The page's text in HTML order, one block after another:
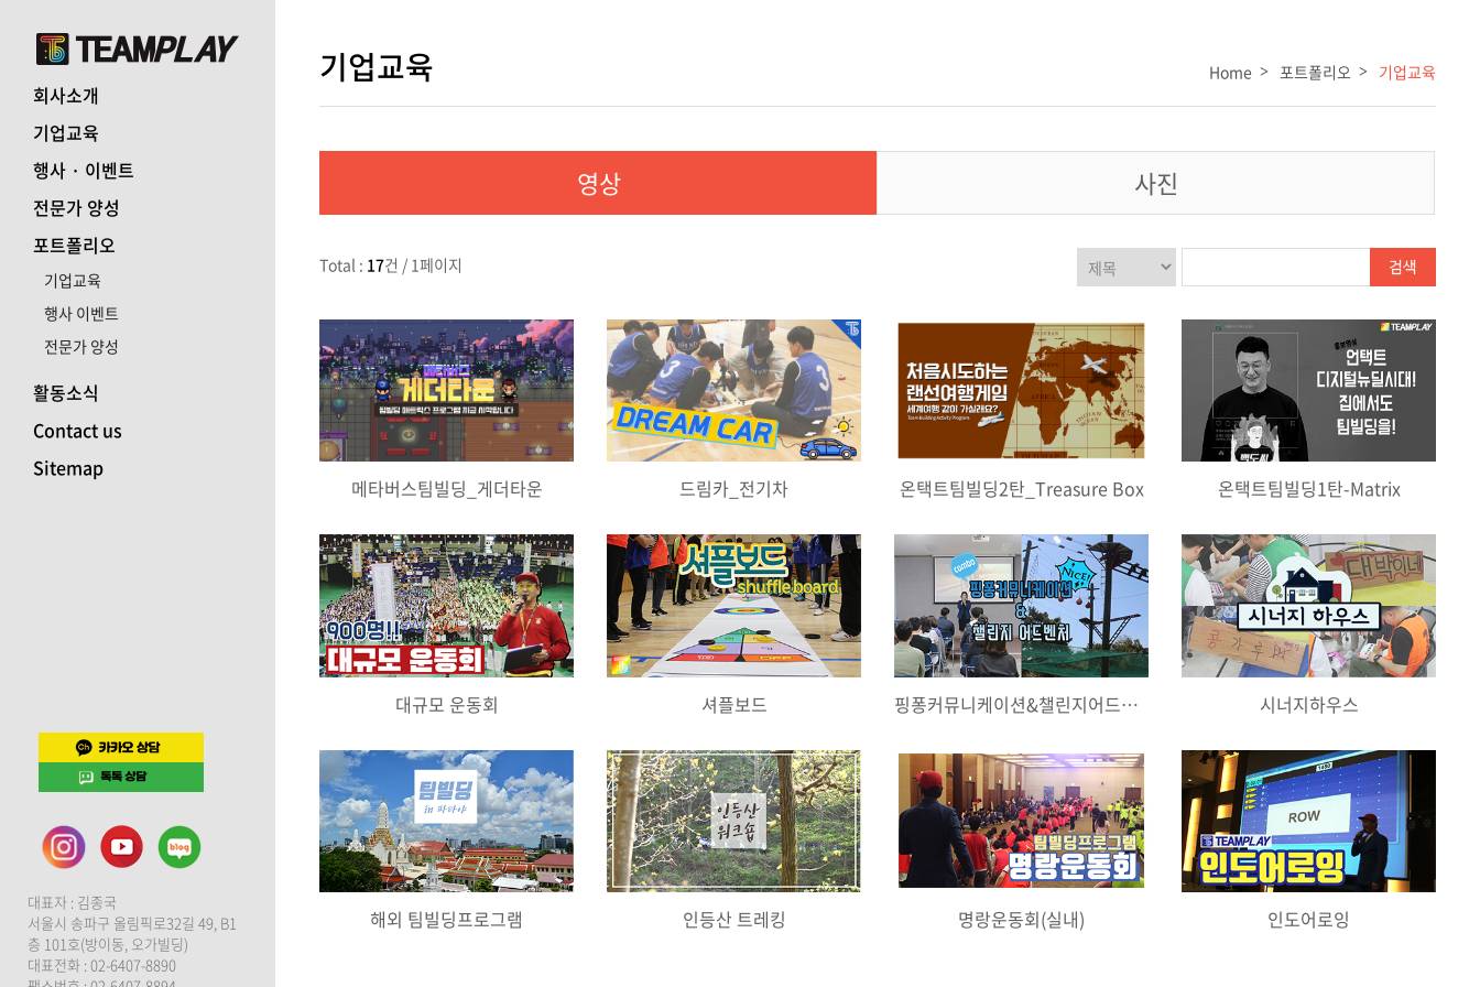
회사소개
기업교육
행사 · 이벤트
전문가 양성
포트폴리오
기업교육
행사 이벤트
전문가 양성
활동소식
Contact us
Sitemap
기업교육 Home 포트폴리오 기업교육
영상 사진
Total : 17건 / 1페이지
메타버스팀빌딩_게더타운 드림카_전기차 온택트팀빌딩2탄_Treasure Box 온택트팀빌딩1탄-Matrix
대규모 운동회 셔플보드 핑퐁커뮤니케이션&챌린지어드벤처 시너지하우스
해외 팀빌딩프로그램 인등산 트레킹 명랑운동회(실내) 인도어로잉
대표자 : 김종국
서울시 송파구 올림픽로32길 49, B1
층 101호(방이동, 오가빌딩)
대표전화 : 02-6407-8890